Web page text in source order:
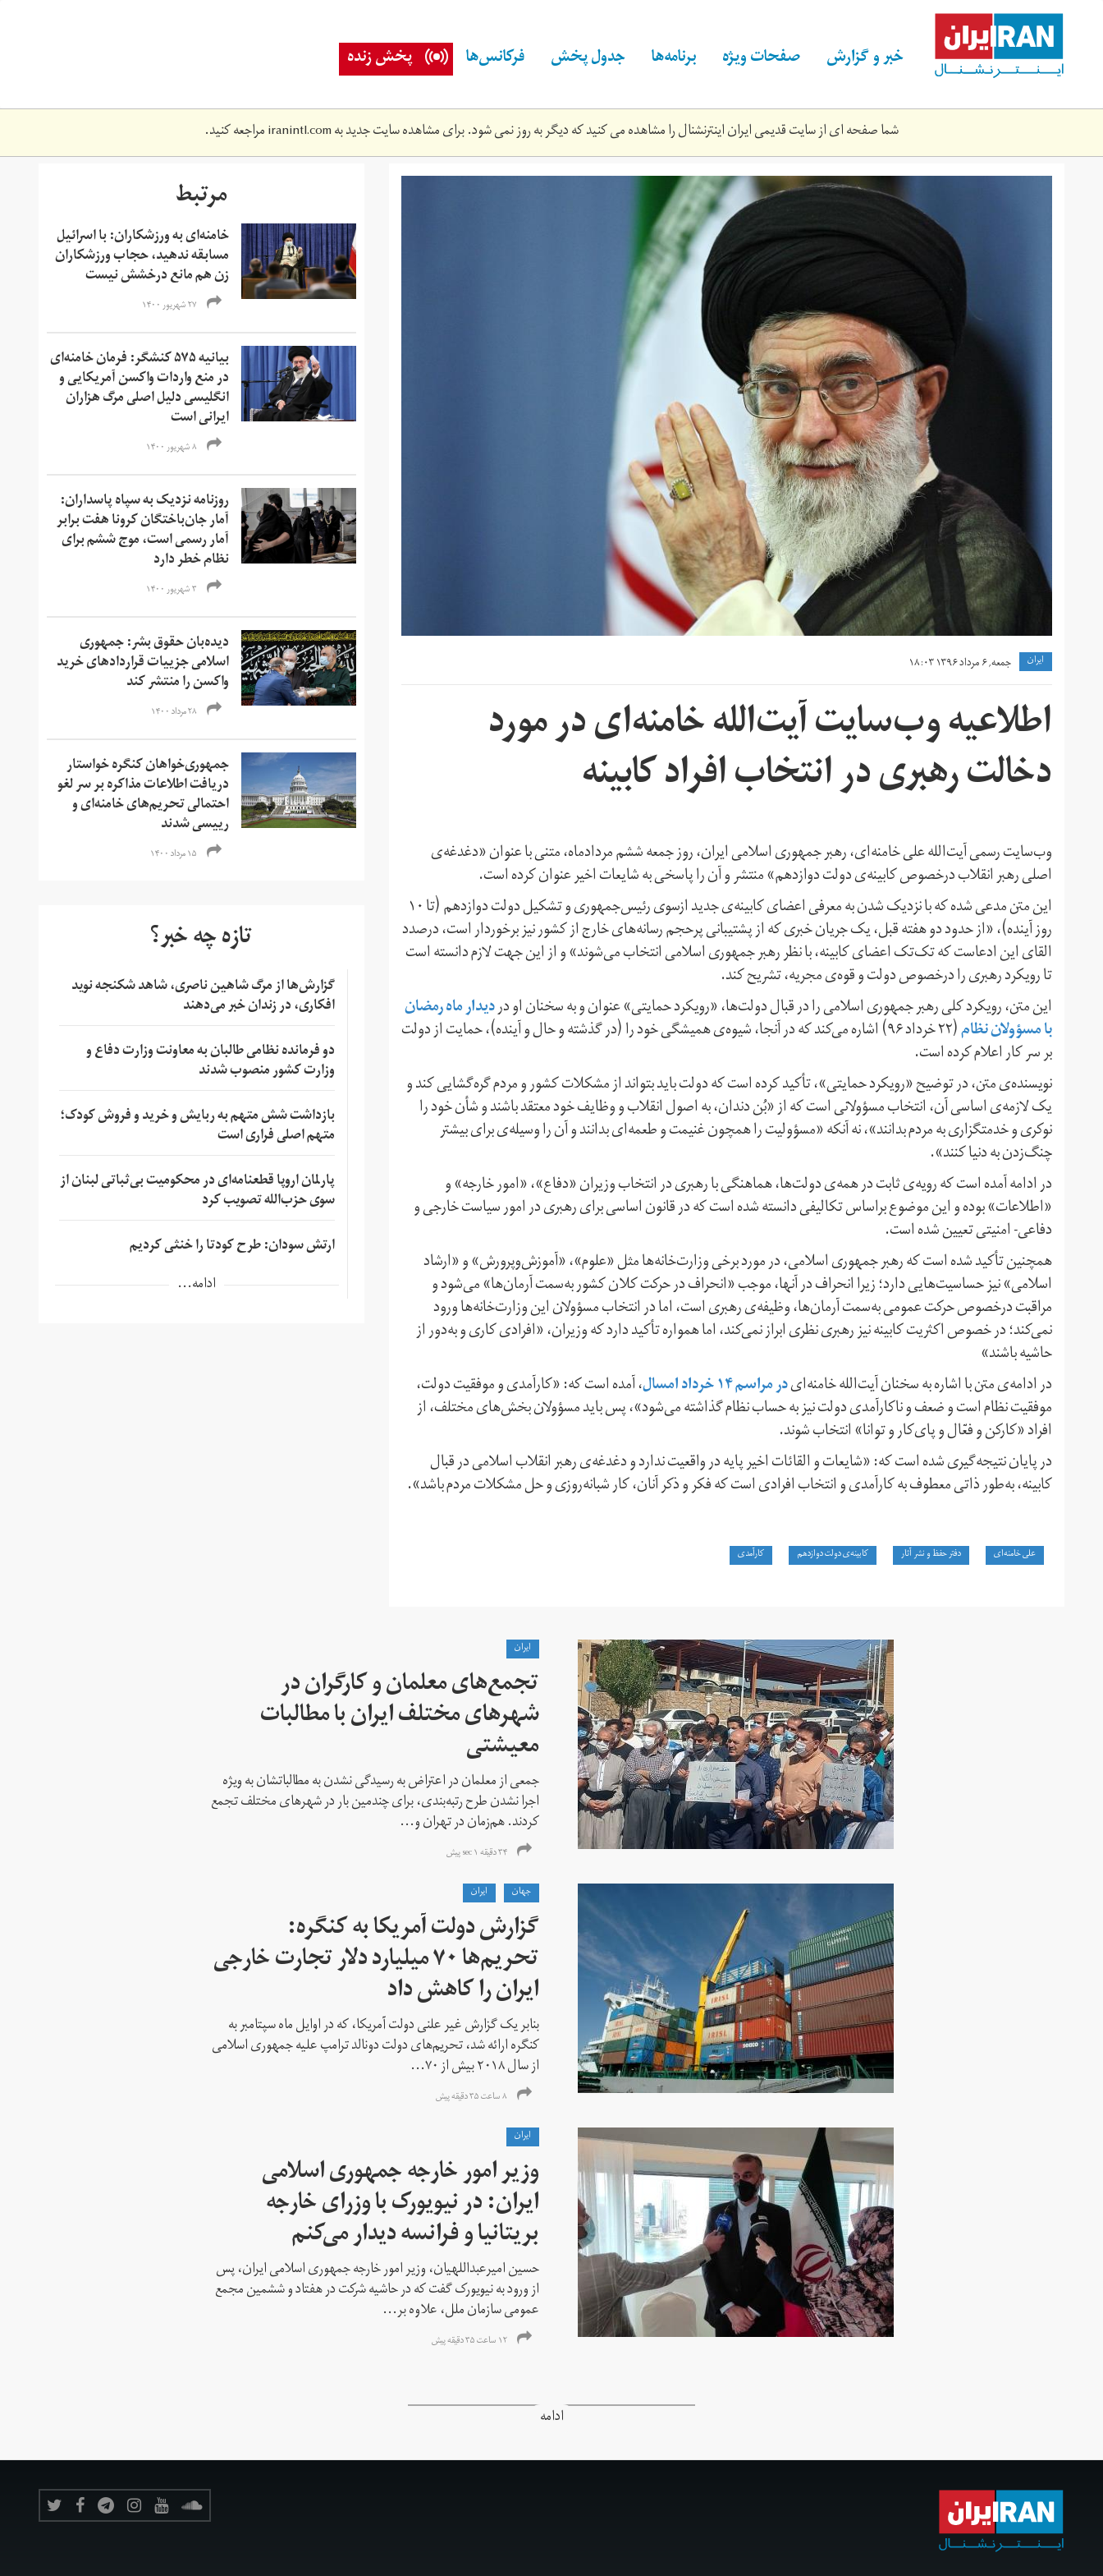
content خبر و گزارش صفحات ویژه برنامه‌ها جدول پخش فرکانس‌ها پخش زنده
شما صفحه ای از سایت قدیمی ایران اینترنشنال را مشاهده می کنید که دیگر به روز نمی شود. برای مشاهده سایت جدید بهiranintl.comمراجعه کنید.
seyed_ali.jpg
ايران جمعه, ۶ مرداد ۱۳۹۶ ۱۸:۰۳
اطلاعیه وب‌سایت آیت‌الله خامنه‌ای در مورد
دخالت رهبری در انتخاب افراد کابینه
وب‌سایت رسمی آیت‌الله علی خامنه‌ای، رهبر جمهوری اسلامی ایران، روز جمعه ششم مردادماه، متنی با ‌عنوان «دغدغه‌ی
اصلی رهبر انقلاب درخصوص کابینه‌ی دولت دوازدهم» منتشر و آن را پاسخی به شایعات اخیر عنوان کرده است.
این متن مدعی شده که با نزدیک شدن به معرفی اعضای کابینه‌ی جدید ازسوی رئیس‌جمهوری و تشکیل دولت دوازدهم (تا ۱۰
روز آینده)، «از حدود دو هفته قبل، یک جریان خبری که از پشتیبانی پرحجم رسانه‌های خارج از کشور نیز برخوردار است، درصدد
القای این ادعاست که تک‌تک اعضای کابینه، با نظر رهبر جمهوری اسلامی انتخاب می‌شوند» و از این جهت لازم دانسته است
تا رویکرد رهبری را درخصوص دولت‌ و قوه‌ی مجریه، تشریح کند.
این متن، رویکرد کلی رهبر جمهوری اسلامی را در قبال دولت‌ها، «رویکرد حمایتی» عنوان و به سخنان او دردیدار ماه رمضان
با مسؤولان نظام (۲۲ خرداد ۹۶) اشاره می‌کند که در آنجا، شیوه‌ی همیشگی خود را (در گذشته و حال و آینده)، حمایت از دولت
بر سر کار اعلام کرده است.
نویسنده‌ی متن، در توضیح «رویکرد حمایتی»، تأکید کرده است که دولت باید بتواند از مشکلات کشور و مردم گره‌گشایی کند و
یک لازمه‌ی اساسی آن، انتخاب مسؤولانی است که از «بُن دندان، به اصول انقلاب و وظایف خود معتقد باشند و شأن خود را
نوکری و خدمتگزاری به مردم بدانند»، نه آنکه «مسؤولیت را همچون غنیمت و طعمه‌ای بدانند و آن را وسیله‌ی برای بیشتر
چنگ‌زدن به دنیا کنند».
در ادامه آمده است که رویه‌ی ثابت در همه‌ی دولت‌ها، هماهنگی با رهبری در انتخاب وزیران «دفاع»، «امور خارجه» و
«اطلاعات» بوده و این موضوع براساس تکالیفی دانسته شده است که در قانون اساسی برای رهبری در امور سیاست خارجی و
دفاعی- امنیتی تعیین شده است.
همچنین تأکید شده است که رهبر جمهوری اسلامی، در مورد برخی وزارت‌خانه‌ها مثل «علوم»، «آموزش‌وپرورش» و «ارشاد
اسلامی» نیز حساسیت‌هایی دارد؛ زیرا انحراف در آنها، موجب «انحراف در حرکت کلان کشور به‌سمت آرمان‌ها» می‌شود و
مراقبت درخصوص حرکت عمومی به‌سمت آرمان‌ها، وظیفه‌ی رهبری است، اما در انتخاب مسؤولان این وزارت‌خانه‌ها ورود
نمی‌کند؛ در خصوص اکثریت کابینه نیز رهبری نظری ابراز نمی‌کند، اما همواره تأکید دارد که وزیران، «افرادی کاری و به‌دور از
حاشیه باشند»
در ادامه‌ی متن با اشاره به سخنان آیت‌الله خامنه‌ایدر مراسم ۱۴ خرداد امسال ، آمده است که: «کارآمدی و موفقیت دولت،
موفقیت نظام است و ضعف و ناکارآمدی دولت نیز به حساب نظام گذاشته می‌شود»، پس باید مسؤولان بخش‌های مختلف، از
افراد «کارکن و فعّال و پای‌کار و توانا» انتخاب شوند.
در پایان نتیجه‌گیری شده است که: «شایعات و القائات اخیر پایه در واقعیت ندارد و دغدغه‌ی رهبر انقلاب اسلامی در قبال
کابینه، به‌طور ذاتی معطوف به کارآمدی و انتخاب افرادی است که فکر و ذکر آنان، کار شبانه‌روزی و حل مشکلات مردم باشد».
علی خامنه‌ای دفتر حفظ و نشر آثار کابینه‌ی دولت دوازدهم کارآمدی
مرتبط
خامنه‌ای به ورزشکاران: با اسرائیل
مسابقه ندهید، حجاب ورزشکاران
زن هم مانع درخشش نیست
۲۷ شهریور ۱۴۰۰
بیانیه ۵۷۵ کنشگر: فرمان خامنه‌ای
در منع واردات واکسن‌ آمریکایی و
انگلیسی دلیل اصلی مرگ هزاران
ایرانی است
۸ شهریور ۱۴۰۰
روزنامه نزدیک به سپاه پاسداران:
آمار جان‌باختگان کرونا هفت برابر
آمار رسمی است، موج ششم برای
نظام خطر دارد
۳ شهریور ۱۴۰۰
دیده‌بان حقوق بشر: جمهوری
اسلامی جزییات قراردادهای خرید
واکسن را منتشر کند
۲۸ مرداد ۱۴۰۰
جمهوری‌خواهان کنگره خواستار
دریافت اطلاعات مذاکره بر سر لغو
احتمالی تحریم‌های خامنه‌ای و
رییسی شدند
۱۵ مرداد ۱۴۰۰
تازه چه خبر؟
گزارش‌ها از مرگ شاهین ناصری، شاهد شکنجه نوید
افکاری، در زندان خبر می‌دهند
دو فرمانده نظامی طالبان به معاونت وزارت دفاع و
وزارت کشور منصوب شدند
بازداشت شش متهم به ربایش و خرید و فروش کودک؛
متهم اصلی فراری است
پارلمان اروپا قطعنامه‌ای در محکومیت بی‌ثباتی لبنان از
سوی حزب‌الله تصویب کرد
ارتش سودان: طرح کودتا را خنثی کردیم
ادامه...
ايران
تجمع‌های معلمان و کارگران در
شهرهای مختلف ایران با مطالبات
معیشتی
جمعی از معلمان در اعتراض به رسیدگی نشدن به مطالباتشان به ویژه
اجرا نشدن طرح رتبه‌بندی، برای چندمین بار در شهرهای مختلف تجمع
کردند. هم‌زمان در تهران و...
۳۴ دقیقه ۱ sec پیش
جهان
ايران
گزارش دولت آمریکا به کنگره:
تحریم‌ها ۷۰ میلیارد دلار تجارت خارجی
ایران را کاهش داد
بنابر یک گزارش غیر علنی دولت آمریکا، که در اوایل ماه سپتامبر به
کنگره ارائه شد، تحریم‌های دولت دونالد ترامپ علیه جمهوری اسلامی
از سال ۲۰۱۸ بیش از ۷۰...
۸ ساعت ۳۵ دقیقه پیش
ايران
وزیر امور خارجه جمهوری اسلامی
ایران: در نیویورک با وزرای خارجه
بریتانیا و فرانسه دیدار می‌کنم
حسین امیرعبداللهیان، وزیر امور خارجه جمهوری اسلامی ایران، پس
از ورود به نیویورک گفت که در حاشیه شرکت در هفتاد و ششمین مجمع
عمومی سازمان ملل، علاوه بر...
۱۲ ساعت ۳۵ دقیقه پیش
ادامه